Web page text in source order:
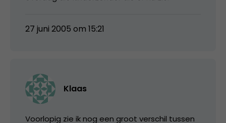
27 juni 2005 om 15:21
Klaas
Voorlopig zie ik nog een groot verschil tussen